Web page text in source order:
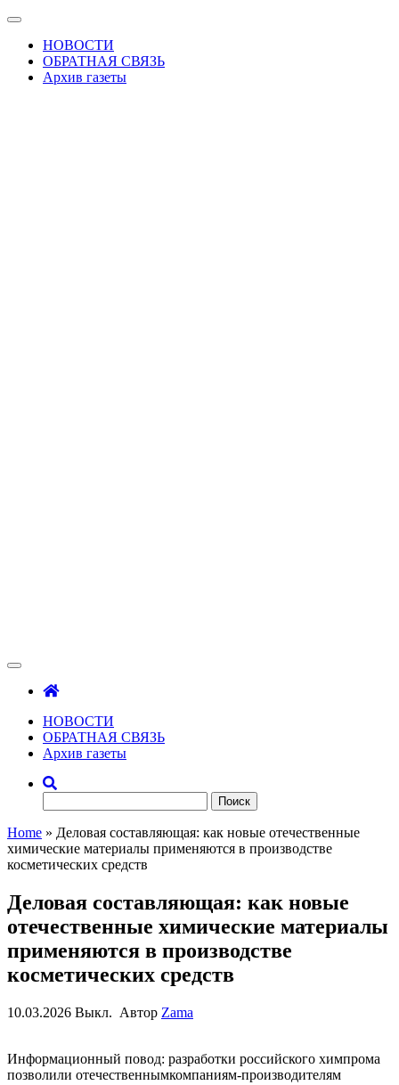
Skip
content
Показать/
Скрыть
навигацию
НОВОСТИ
ОБРАТНАЯ СВЯЗЬ
Архив газеты
НОВОСТИ
ОБРАТНАЯ СВЯЗЬ
Архив газеты
Home » Деловая составляющая: как новые отечественные
химические материалы применяются в производстве
косметических средств
Деловая составляющая: как новые
отечественные химические материалы
применяются в производстве
косметических средств
10.03.2026 Выкл. Автор Zama
Информационный повод: разработки российского химпрома
позволили отечественнымкомпаниям-производителям